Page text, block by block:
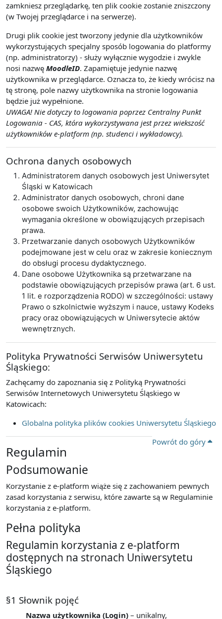
zamkniesz przeglądarkę, ten plik cookie zostanie zniszczony
(w Twojej przeglądarce i na serwerze).
Drugi plik cookie jest tworzony jedynie dla użytkowników
wykorzystujących specjalny sposób logowania do platformy
(np. administratorzy) - służy wyłącznie wygodzie i zwykle
nosi nazwę MoodleID. Zapamiętuje jedynie nazwę
użytkownika w przeglądarce. Oznacza to, że kiedy wrócisz na
tę stronę, pole nazwy użytkownika na stronie logowania
będzie już wypełnione.
UWAGA! Nie dotyczy to logowania poprzez Centralny Punkt
Logowania - CAS, która wykorzystywana jest przez wiekszość
użytkowników e-platform (np. studenci i wykładowcy).
Ochrona danych osobowych
Administratorem danych osobowych jest Uniwersytet
Śląski w Katowicach
Administrator danych osobowych, chroni dane
osobowe swoich Użytkowników, zachowując
wymagania określone w obowiązujących przepisach
prawa.
Przetwarzanie danych osobowych Użytkowników
podejmowane jest w celu oraz w zakresie koniecznym
do obsługi procesu dydaktycznego.
Dane osobowe Użytkownika są przetwarzane na
podstawie obowiązujących przepisów prawa (art. 6 ust.
1 lit. e rozporządzenia RODO) w szczególności: ustawy
Prawo o szkolnictwie wyższym i nauce, ustawy Kodeks
pracy oraz obowiązujących w Uniwersytecie aktów
wewnętrznych.
Polityka Prywatności Serwisów Uniwersytetu
Śląskiego:
Zachęcamy do zapoznania się z Polityką Prywatności
Serwisów Internetowych Uniwersytetu Śląskiego w
Katowicach:
Globalna polityka plików cookies Uniwersytetu Śląskiego
Powrót do góry
Regulamin
Podsumowanie
Korzystanie z e-platform wiąże się z zachowaniem pewnych
zasad korzystania z serwisu, które zawarte są w Regulaminie
korzystania z e-platform.
Pełna polityka
Regulamin korzystania z e-platform
dostępnych na stronach Uniwersytetu
Śląskiego
§1 Słownik pojęć
Nazwa użytkownika (Login) – unikalny,